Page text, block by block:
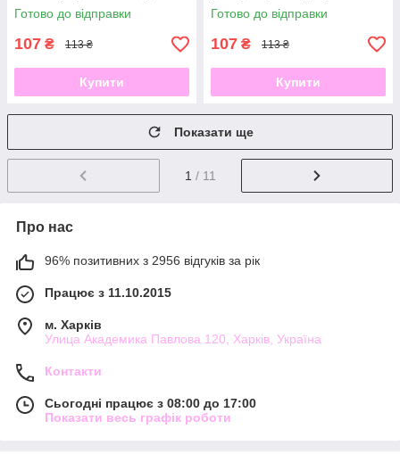
Готово до відправки
107 ₴ 113 ₴
Купити
Готово до відправки
107 ₴ 113 ₴
Купити
Показати ще
1 / 11
Про нас
96% позитивних з 2956 відгуків за рік
Працює з 11.10.2015
м. Харків
Улица Академика Павлова 120, Харків, Україна
Контакти
Сьогодні працює з 08:00 до 17:00
Показати весь графік роботи